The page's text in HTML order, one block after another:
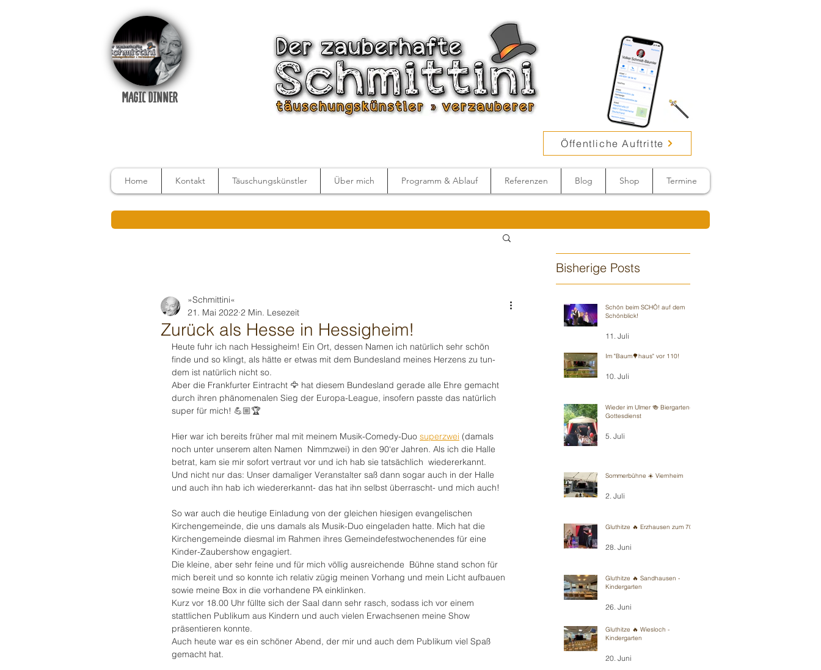
MAGIC DINNER
Öffentliche Auftritte
Home Kontakt Täuschungskünstler Über mich Programm & Ablauf Referenzen Blog Shop Termine
Zurück als Hesse in Hessigheim!
»Schmittini«
21. Mai 2022 2 Min. Lesezeit
Heute fuhr ich nach Hessigheim! Ein Ort, dessen Namen ich natürlich sehr schön
finde und so klingt, als hätte er etwas mit dem Bundesland meines Herzens zu tun-
dem ist natürlich nicht so.
Aber die Frankfurter Eintracht 🦅 hat diesem Bundesland gerade alle Ehre gemacht
durch ihren phänomenalen Sieg der Europa-League, insofern passte das natürlich
super für mich! 💪🏼🏆
Hier war ich bereits früher mal mit meinem Musik-Comedy-Duo superzwei (damals
noch unter unserem alten Namen  Nimmzwei) in den 90‘er Jahren. Als ich die Halle
betrat, kam sie mir sofort vertraut vor und ich hab sie tatsächlich  wiedererkannt.
Und nicht nur das: Unser damaliger Veranstalter saß dann sogar auch in der Halle
und auch ihn hab ich wiedererkannt- das hat ihn selbst überrascht- und mich auch!
So war auch die heutige Einladung von der gleichen hiesigen evangelischen
Kirchengemeinde, die uns damals als Musik-Duo eingeladen hatte. Mich hat die
Kirchengemeinde diesmal im Rahmen ihres Gemeindefestwochenendes für eine
Kinder-Zaubershow engagiert.
Die kleine, aber sehr feine und für mich völlig ausreichende  Bühne stand schon für
mich bereit und so konnte ich relativ zügig meinen Vorhang und mein Licht aufbauen
sowie meine Box in die vorhandene PA einklinken.
Kurz vor 18.00 Uhr füllte sich der Saal dann sehr rasch, sodass ich vor einem
stattlichen Publikum aus Kindern und auch vielen Erwachsenen meine Show
präsentieren konnte.
Auch heute war es ein schöner Abend, der mir und auch dem Publikum viel Spaß
gemacht hat.
Bisherige Posts
Schön beim SCHÖ! auf dem
Schönblick!
11. Juli
Im "Baum🌳haus" vor 110!
10. Juli
Wieder im Ulmer 🍻 Biergarten-
Gottesdienst
5. Juli
Sommerbühne ☀️ Viernheim
2. Juli
Gluthitze 🔥 Erzhausen zum 70.
28. Juni
Gluthitze 🔥 Sandhausen -
Kindergarten
26. Juni
Gluthitze 🔥 Wiesloch -
Kindergarten
20. Juni